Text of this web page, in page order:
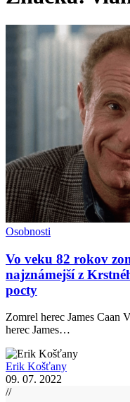
Osobnosti
Vo veku 82 rokov
najznámejší z
pocty
Zomrel herec James Caan
herec James…
Erik Košťany
09. 07. 2022
//